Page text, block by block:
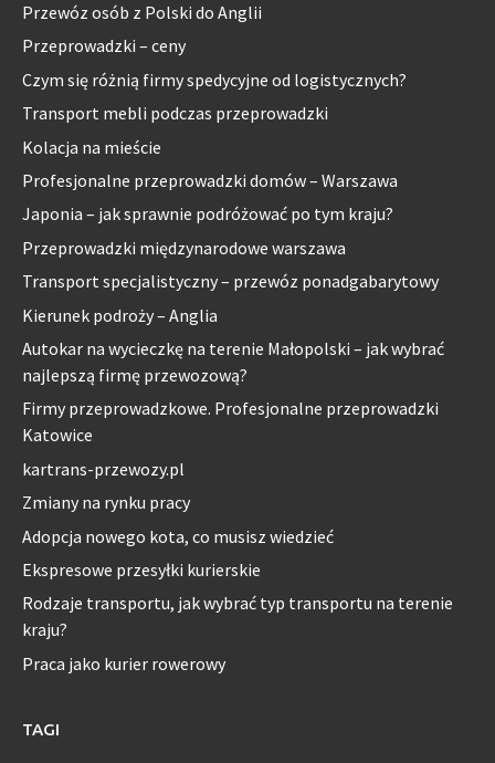
Przewóz osób z Polski do Anglii
Przeprowadzki – ceny
Czym się różnią firmy spedycyjne od logistycznych?
Transport mebli podczas przeprowadzki
Kolacja na mieście
Profesjonalne przeprowadzki domów – Warszawa
Japonia – jak sprawnie podróżować po tym kraju?
Przeprowadzki międzynarodowe warszawa
Transport specjalistyczny – przewóz ponadgabarytowy
Kierunek podroży – Anglia
Autokar na wycieczkę na terenie Małopolski – jak wybrać
najlepszą firmę przewozową?
Firmy przeprowadzkowe. Profesjonalne przeprowadzki
Katowice
kartrans-przewozy.pl
Zmiany na rynku pracy
Adopcja nowego kota, co musisz wiedzieć
Ekspresowe przesyłki kurierskie
Rodzaje transportu, jak wybrać typ transportu na terenie
kraju?
Praca jako kurier rowerowy
TAGI